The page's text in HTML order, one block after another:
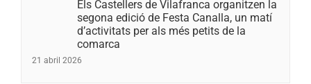
Els Castellers de Vilafranca organitzen la
segona edició de Festa Canalla, un matí
d’activitats per als més petits de la
comarca
21 abril 2026